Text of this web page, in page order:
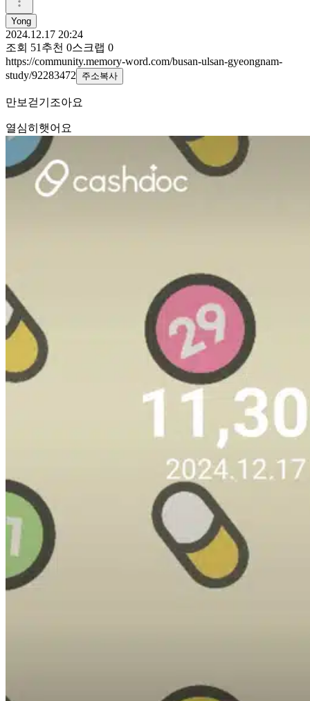
Yong
2024.12.17 20:24
조회 51 추천 0스크랩 0
https://community.memory-word.com/busan-ulsan-gyeongnam-
study/92283472
주소복사
만보걷기조아요
열심히햇어요